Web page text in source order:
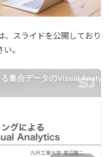
、スライドを公開しており
。